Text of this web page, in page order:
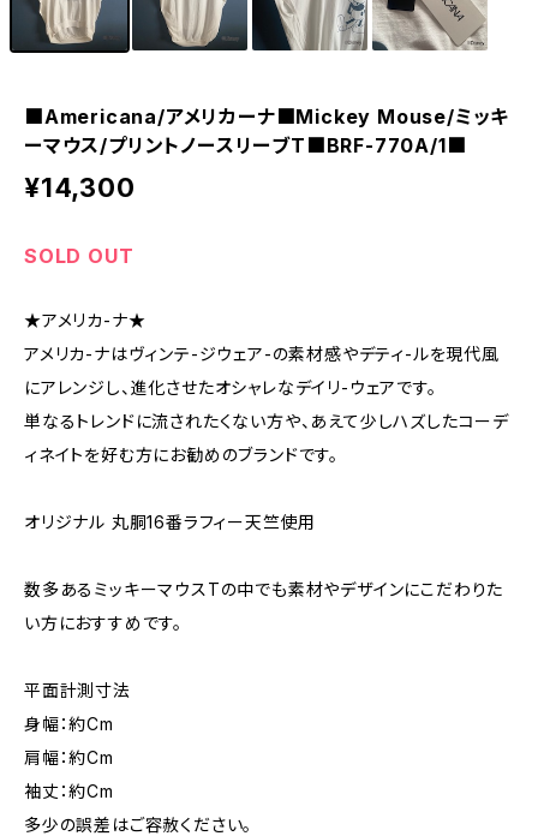
■Americana/アメリカーナ■Mickey Mouse/ミッキ
ーマウス/プリントノースリーブT■BRF-770A/1■
¥14,300
SOLD OUT
★アメリカ-ナ★
アメリカ-ナはヴィンテ-ジウェア-の素材感やデティ-ルを現代風
にアレンジし、進化させたオシャレなデイリ-ウェアです。
単なるトレンドに流されたくない方や、あえて少しハズしたコーデ
ィネイトを好む方にお勧めのブランドです。
オリジナル 丸胴16番ラフィー天竺使用
数多あるミッキーマウスTの中でも素材やデザインにこだわりた
い方におすすめです。
平面計測寸法
身幅：約Cm
肩幅：約Cm
袖丈：約Cm
多少の誤差はご容赦ください。